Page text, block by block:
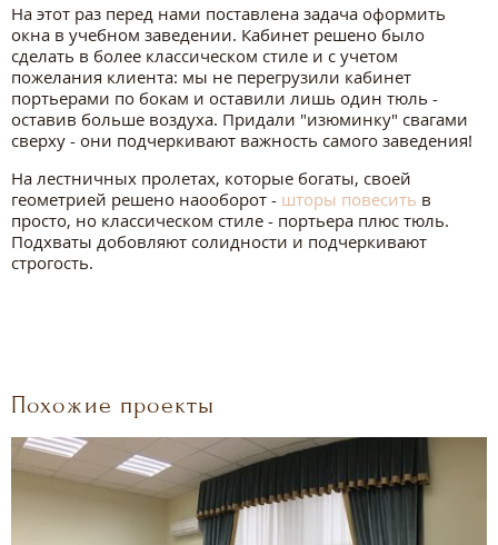
На этот раз перед нами поставлена задача оформить
окна в учебном заведении. Кабинет решено было
сделать в более классическом стиле и с учетом
пожелания клиента: мы не перегрузили кабинет
портьерами по бокам и оставили лишь один тюль -
оставив больше воздуха. Придали "изюминку" свагами
сверху - они подчеркивают важность самого заведения!
На лестничных пролетах, которые богаты, своей
геометрией решено наооборот - шторы повесить в
просто, но классическом стиле - портьера плюс тюль.
Подхваты добовляют солидности и подчеркивают
строгость.
Похожие проекты